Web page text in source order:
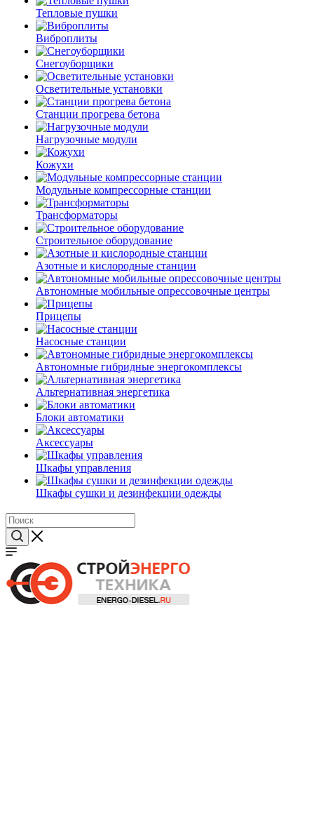
Тепловые пушки
Виброплиты
Снегоуборщики
Осветительные установки
Станции прогрева бетона
Нагрузочные модули
Кожухи
Модульные компрессорные станции
Трансформаторы
Строительное оборудование
Азотные и кислородные станции
Автономные мобильные опрессовочные центры
Прицепы
Насосные станции
Автономные гибридные энергокомплексы
Альтернативная энергетика
Блоки автоматики
Аксессуары
Шкафы управления
Шкафы сушки и дезинфекции одежды